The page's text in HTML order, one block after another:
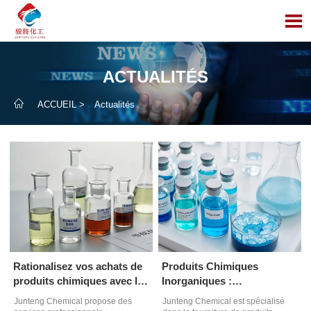

ACTUALITÉS
 ACCUEIL> Actualités
Rationalisez vos achats de
produits chimiques avec les
services de Junteng
Junteng Chemical propose des
Produits Chimiques
Inorganiques :
Approvisionnement Fiable
Junteng Chemical est spécialisé